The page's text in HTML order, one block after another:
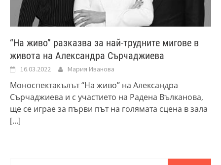
“На живо” разказва за най-трудните мигове в
живота на Александра Сърчаджиева
16.03.2022 Мария Иванова
Моноспектакълът “На живо” на Александра
Сърчаджиева и с участието на Радена Вълканова,
ще се играе за първи път на голямата сцена в зала
[...]